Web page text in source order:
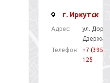
г. Иркутск
Адрес:
ул.
Телефон
+7
125